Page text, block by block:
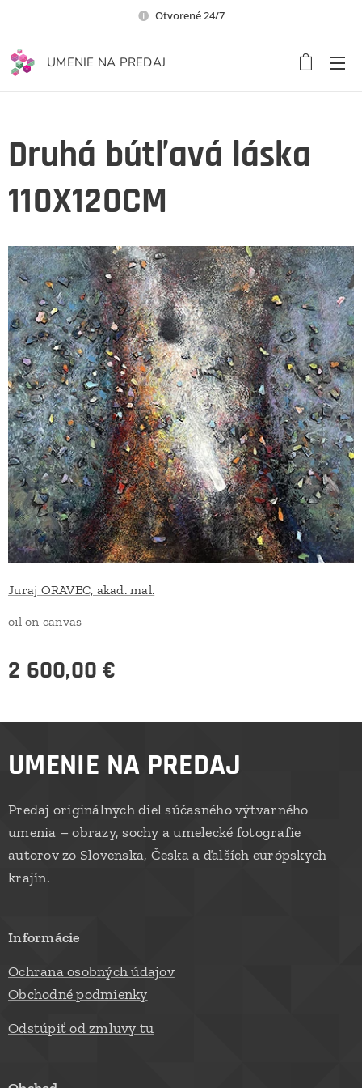
Otvorené 24/7
UMENIE NA PREDAJ
Druhá bútľavá láska
110X120CM
Juraj ORAVEC, akad. mal.
oil on canvas
2 600,00 €
UMENIE NA PREDAJ
Predaj originálnych diel súčasného výtvarného
umenia – obrazy, sochy a umelecké fotografie
autorov zo Slovenska, Česka a ďalších európskych
krajín.
Informácie
Ochrana osobných údajov
Obchodné podmienky
Odstúpiť od zmluvy tu